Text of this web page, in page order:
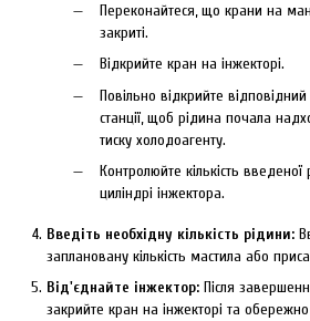
Переконайтеся, що крани на
закриті.
Відкрийте кран на інжекторі.
Повільно відкрийте
станції, щоб рідина почала
тиску холодоагенту.
Контролюйте кількість
циліндрі інжектора.
Введіть необхідну кількість рідини:
заплановану кількість мастила або
Від'єднайте інжектор: Після
закрийте кран на інжекторі та